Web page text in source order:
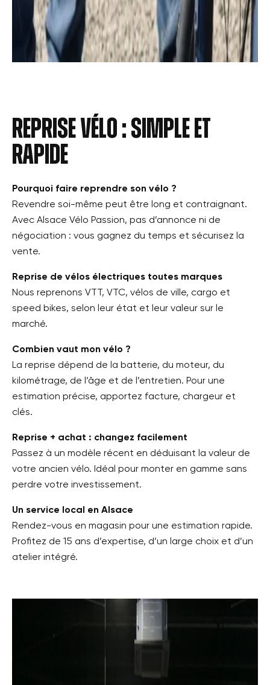
Reprise vélo : simple et
rapide
Pourquoi faire reprendre son vélo ?
Revendre soi-même peut être long et contraignant.
Avec Alsace Vélo Passion, pas d’annonce ni de
négociation : vous gagnez du temps et sécurisez la
vente.
Reprise de vélos électriques toutes marques
Nous reprenons VTT, VTC, vélos de ville, cargo et
speed bikes, selon leur état et leur valeur sur le
marché.
Combien vaut mon vélo ?
La reprise dépend de la batterie, du moteur, du
kilométrage, de l’âge et de l’entretien. Pour une
estimation précise, apportez facture, chargeur et
clés.
Reprise + achat : changez facilement
Passez à un modèle récent en déduisant la valeur de
votre ancien vélo. Idéal pour monter en gamme sans
perdre votre investissement.
Un service local en Alsace
Rendez-vous en magasin pour une estimation rapide.
Profitez de 15 ans d’expertise, d’un large choix et d’un
atelier intégré.